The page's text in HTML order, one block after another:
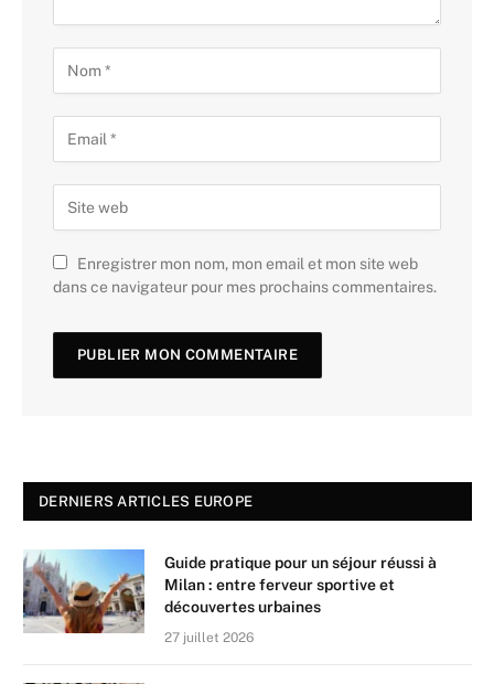
Enregistrer mon nom, mon email et mon site web
dans ce navigateur pour mes prochains commentaires.
DERNIERS ARTICLES EUROPE
Guide pratique pour un séjour réussi à
Milan : entre ferveur sportive et
découvertes urbaines
27 juillet 2026